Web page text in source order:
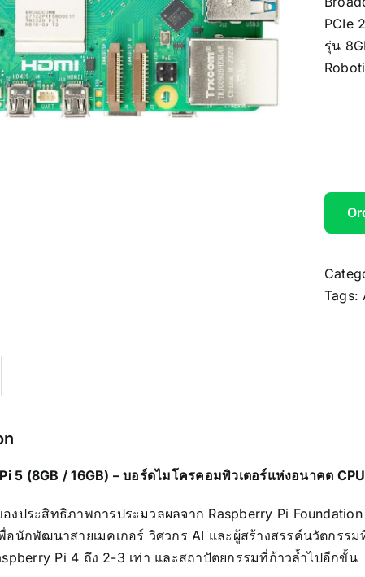
PCIe
รุ่น
Tags:
5 (8GB / 16GB) – บอร์ดไมโครคอมพิวเตอร์แห่งอนาคต
งประสิทธิภาพการประมวลผลจาก Raspberry Pi
อนักพัฒนาสายเมคเกอร์ วิศวกร AI และผู้สร้างสรรค์นวัตกร
Pi 4 ถึง 2-3 เท่า และสถาปัตยกรรมที่ก้าวล้ำไปอีกขั้น